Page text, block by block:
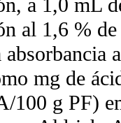
a 1,0 mL
al 1,6 %
mg de
100 g PF)